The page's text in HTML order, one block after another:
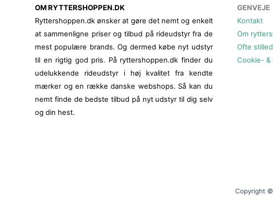
OM RYTTERSHOPPEN.DK
Ryttershoppen.dk ønsker at gøre det nemt og enkelt
at sammenligne priser og tilbud på rideudstyr fra de
mest populære brands. Og dermed købe nyt udstyr
til en rigtig god pris. På ryttershoppen.dk finder du
udelukkende rideudstyr i høj kvalitet fra kendte
mærker og en række danske webshops. Så kan du
nemt finde de bedste tilbud på nyt udstyr til dig selv
og din hest.
GENVEJE
Kontakt
Om
Ofte
Cookie- &
Copyright